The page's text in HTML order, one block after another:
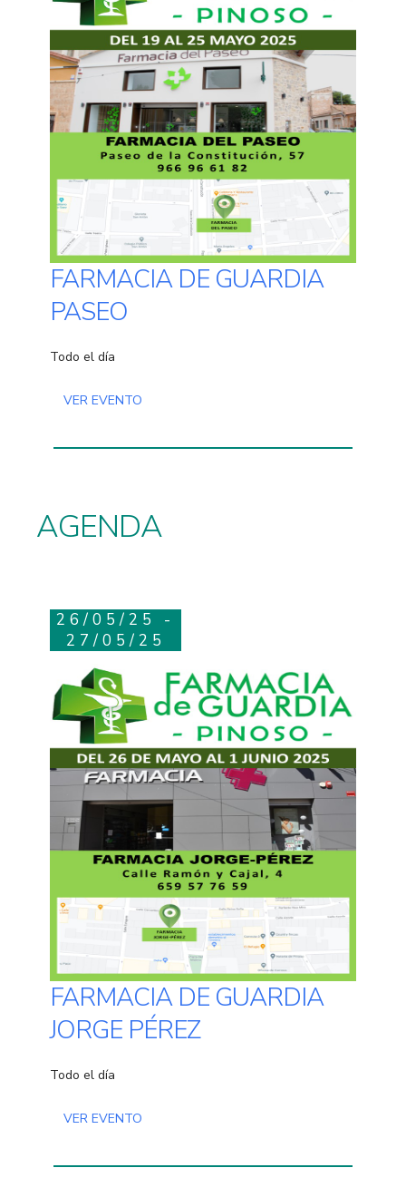
FARMACIA DE GUARDIA
PASEO
Todo el día
VER EVENTO
AGENDA
26/05/25 -
27/05/25
FARMACIA DE GUARDIA
JORGE PÉREZ
Todo el día
VER EVENTO